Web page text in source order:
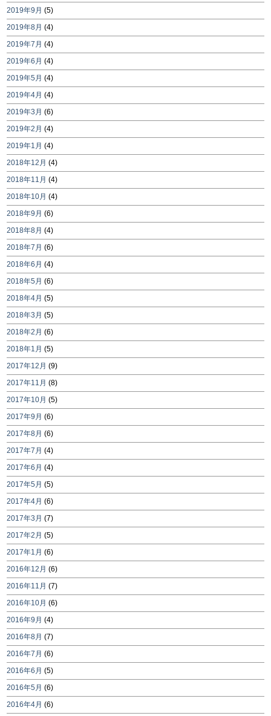
2019年9月 (5)
2019年8月 (4)
2019年7月 (4)
2019年6月 (4)
2019年5月 (4)
2019年4月 (4)
2019年3月 (6)
2019年2月 (4)
2019年1月 (4)
2018年12月 (4)
2018年11月 (4)
2018年10月 (4)
2018年9月 (6)
2018年8月 (4)
2018年7月 (6)
2018年6月 (4)
2018年5月 (6)
2018年4月 (5)
2018年3月 (5)
2018年2月 (6)
2018年1月 (5)
2017年12月 (9)
2017年11月 (8)
2017年10月 (5)
2017年9月 (6)
2017年8月 (6)
2017年7月 (4)
2017年6月 (4)
2017年5月 (5)
2017年4月 (6)
2017年3月 (7)
2017年2月 (5)
2017年1月 (6)
2016年12月 (6)
2016年11月 (7)
2016年10月 (6)
2016年9月 (4)
2016年8月 (7)
2016年7月 (6)
2016年6月 (5)
2016年5月 (6)
2016年4月 (6)